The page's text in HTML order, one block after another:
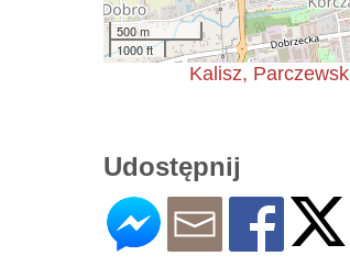
500 m
1000 ft
Kalisz,
Udostępnij